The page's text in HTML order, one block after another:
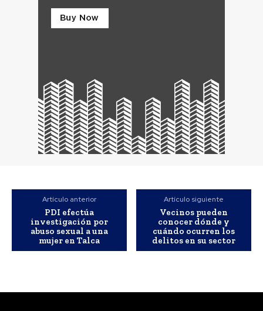
Artículo anterior
PDI efectúa
investigación por
abuso sexual a una
mujer en Talca
Artículo siguiente
Vecinos pueden
conocer dónde y
cuándo ocurren los
delitos en su sector